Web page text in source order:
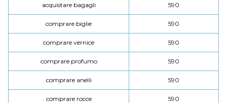
acquistare bagagli 590
comprare biglie 590
comprare vernice 590
comprare profumo 590
comprare anelli 590
comprare rocce 590